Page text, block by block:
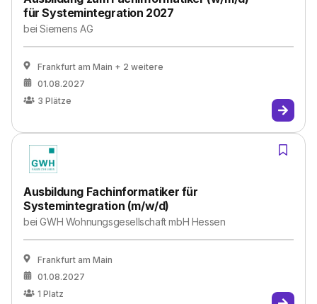
für Systemintegration 2027
beiSiemens AG
Frankfurt am Main + 2 weitere
01.08.2027
3 Plätze
Ausbildung Fachinformatiker für
Systemintegration (m/w/d)
beiGWH Wohnungsgesellschaft mbH Hessen
Frankfurt am Main
01.08.2027
1 Platz